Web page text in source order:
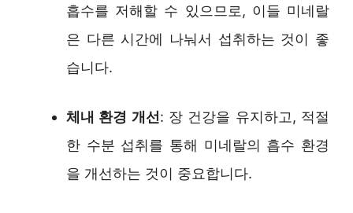
흡수를 저해할 수 있으므로, 이들 미네랄
은 다른 시간에 나눠서 섭취하는 것이 좋
습니다.
체내 환경 개선: 장 건강을 유지하고, 적절
한 수분 섭취를 통해 미네랄의 흡수 환경
을 개선하는 것이 중요합니다.